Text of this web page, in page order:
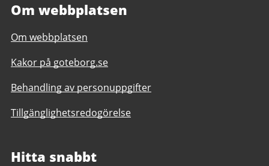
Om webbplatsen
Om webbplatsen
Kakor på goteborg.se
Behandling av personuppgifter
Tillgänglighetsredogörelse
Hitta snabbt